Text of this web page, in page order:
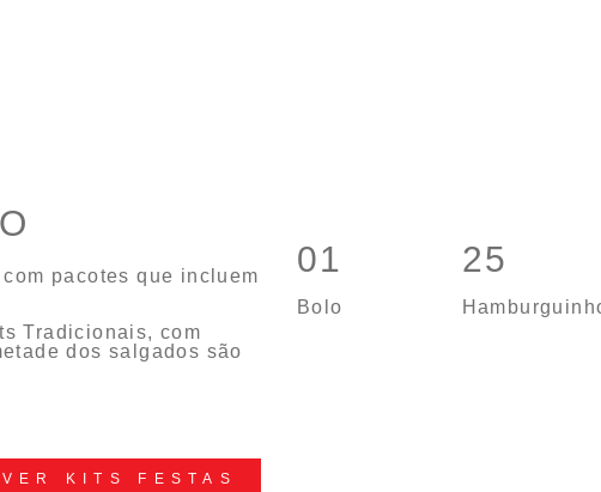
pacotes que incluem
Tradicionais, com
dos salgados são
VER KITS FESTAS
01
Bolo
25